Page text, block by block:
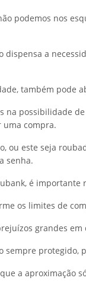
podemos nos
dispensa a
também pode
na possibilidade
uma compra.
ou este seja
senha.
é
os limites de
grandes em
sempre protegido,
a aproximação